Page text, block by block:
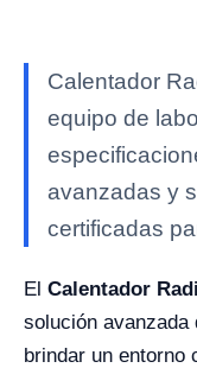
Calentador
equipo de
avanzadas y
certificadas
El Calentador
solución avanzada
brindar un entorno